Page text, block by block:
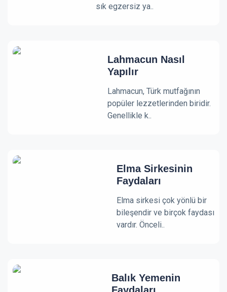
sık egzersiz ya..
Lahmacun Nasıl
Yapılır
Lahmacun, Türk mutfağının
popüler lezzetlerinden biridir.
Genellikle k..
Elma Sirkesinin
Faydaları
Elma sirkesi çok yönlü bir
bileşendir ve birçok faydası
vardır. Önceli..
Balık Yemenin